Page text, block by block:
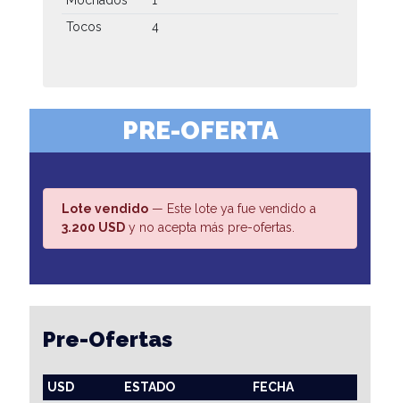
Tocos
4
PRE-OFERTA
Lote vendido — Este lote ya fue vendido a
3.200 USD y no acepta más pre-ofertas.
Pre-Ofertas
USD ESTADO FECHA